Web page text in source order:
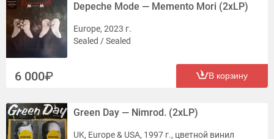
Depeche Mode — Memento Mori (2xLP)
Europe, 2023 г.
Sealed / Sealed
6 000 В корзину
Green Day — Nimrod. (2xLP)
UK, Europe & USA, 1997 г., цветной винил